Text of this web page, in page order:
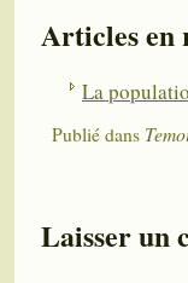
Articles en
La
Publié dans
Laisser un